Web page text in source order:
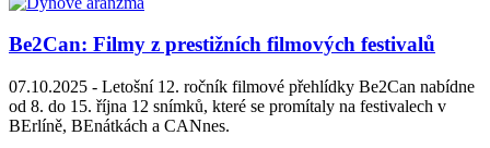
Be2Can: Filmy z prestižních filmových festivalů
07.10.2025 - Letošní 12. ročník filmové přehlídky Be2Can nabídne
od 8. do 15. října 12 snímků, které se promítaly na festivalech v
BErlíně, BEnátkách a CANnes.